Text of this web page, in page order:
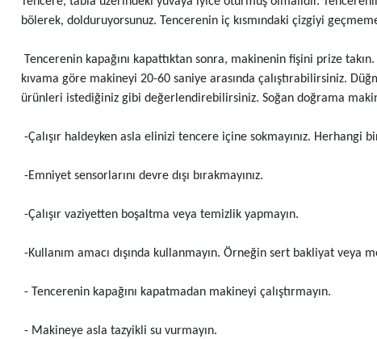
bölerek, dolduruyorsunuz. Tencerenin iç kısmındaki çizgiyi
Tencerenin kapağını kapattıktan sonra, makinenin fişini prize
kıvama göre makineyi 20-60 saniye arasında çalıştırabilirsiniz.
ürünleri istediğiniz gibi değerlendirebilirsiniz. Soğan doğrama
-Çalışır haldeyken asla elinizi tencere içine sokmayınız. Herhangi
-Emniyet sensorlarını devre dışı bırakmayınız.
-Çalışır vaziyetten boşaltma veya temizlik yapmayın.
-Kullanım amacı dışında kullanmayın. Örneğin sert bakliyat veya
- Tencerenin kapağını kapatmadan makineyi çalıştırmayın.
- Makineye asla tazyikli su vurmayın.